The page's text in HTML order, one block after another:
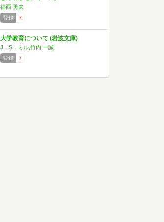
福西 勇夫
登録
7
大学教育について (岩波文庫)
J．S．ミル,竹内 一誠
登録
7